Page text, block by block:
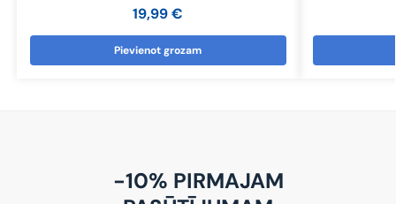
19,99€
Pievienot grozam
-10% PIRMAJAM